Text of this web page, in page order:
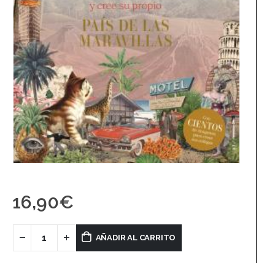
16,90€
AÑADIR AL CARRITO